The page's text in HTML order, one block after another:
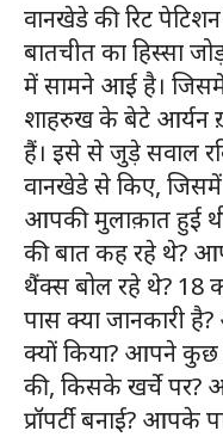
वानखेडे की रिट
बातचीत का हिस्सा
में सामने आई है।
शाहरुख के बेटे आर्यन
हैं। इसे से जुड़े सवाल
वानखेडे से किए,
आपकी मुलाक़ात हुई
की बात कह रहे थे?
थैंक्स बोल रहे थे? 18
पास क्या जानकारी
क्यों किया? आपने कुछ
की, किसके खर्चे पर?
प्रॉपर्टी बनाई?